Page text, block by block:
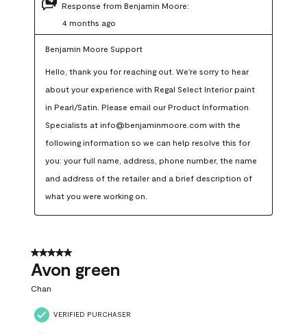
Response from Benjamin Moore:
4 months ago
Benjamin Moore Support
Hello, thank you for reaching out. We're sorry to hear
about your experience with Regal Select Interior paint
in Pearl/Satin. Please email our Product Information
Specialists at info@benjaminmoore.com with the
following information so we can help resolve this for
you: your full name, address, phone number, the name
and address of the retailer and a brief description of
what you were working on.
5 out of 5 stars.
Avon green
Chan
VERIFIED PURCHASER